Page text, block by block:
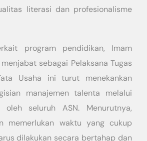
literasi dan profesionalisme
program pendidikan, Imam
sebagai Pelaksana Tugas
Usaha ini turut menekankan
manajemen talenta melalui
oleh seluruh ASN. Menurutnya,
memerlukan waktu yang cukup
dilakukan secara bertahap dan